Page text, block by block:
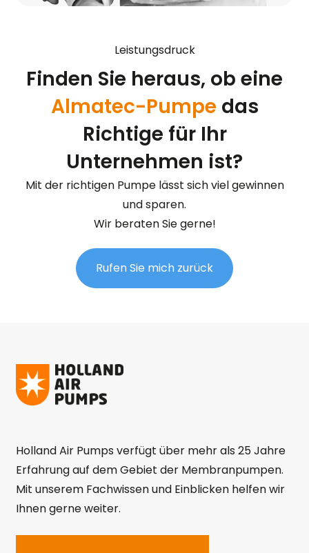
Leistungsdruck
Finden Sie heraus, ob eine
Almatec-Pumpe das
Richtige für Ihr
Unternehmen ist?
Mit der richtigen Pumpe lässt sich viel gewinnen
und sparen.
Wir beraten Sie gerne!
Rufen Sie mich zurück
Holland Air Pumps verfügt über mehr als 25 Jahre
Erfahrung auf dem Gebiet der Membranpumpen.
Mit unserem Fachwissen und Einblicken helfen wir
Ihnen gerne weiter.